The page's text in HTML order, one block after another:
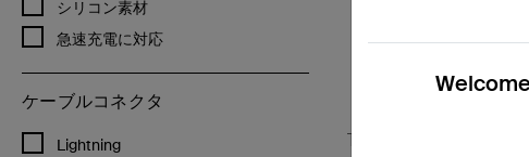
シリコン素材
特長で絞り込み: シリコン素材
急速充電に対応
特長で絞り込み: 急速充電に対応
ケーブルコネクタ
Lightning
ケーブルコネクタで絞り込み: Lightning
Thunderbolt™